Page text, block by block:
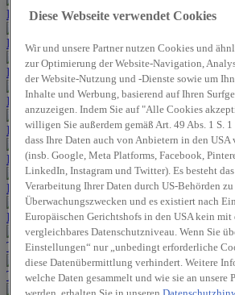
KONA3 verfügbar
KONA Elektro 4 verfügbar
KONA Hybrid Bei uns bestellbar
IONIQ 5 4 verfügbar
IONIQ 5 NBei uns bestellbar
IONIQ 62 verfügbar
IONIQ 6 NBei uns bestellbar
IONIQ 91 verfügbar
TUCSON10 verfügbar
TUCSON Hybrid2 verfügbar
Diese Webseite verwendet Cookies
Wir und unsere Partner nutzen Cookies und
zur Optimierung der Website-Navigation,
der Website-Nutzung und -Dienste sowie um
Inhalte und Werbung, basierend auf Ihren
anzuzeigen. Indem Sie auf "Alle Cookies
willigen Sie außerdem gemäß Art. 49 Abs. 1 S.
dass Ihre Daten auch von Anbietern in den USA
(insb. Google, Meta Platforms, Facebook,
LinkedIn, Instagram und Twitter). Es besteht
Verarbeitung Ihrer Daten durch US-Behörden
Überwachungszwecken und es existiert nach
Europäischen Gerichtshofs in den USA kein mit
vergleichbares Datenschutzniveau. Wenn Sie
Einstellungen“ nur „unbedingt erforderliche
diese Datenübermittlung verhindert. Weitere
welche Daten gesammelt und wie sie an unsere